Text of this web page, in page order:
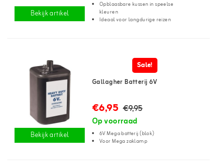
Bekijk artikel
Opblaasbare kussen in speelse
kleuren
Ideaal voor langdurige reizen
Bekijk artikel
Sale!
Gallagher Batterij 6V
€6,95 €9,95
Op voorraad
6V Mega batterij (blok)
Voor Mega zaklamp